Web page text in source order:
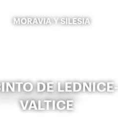
MORAVIA Y SILESIA
DE LEDNICE-
VALTICE